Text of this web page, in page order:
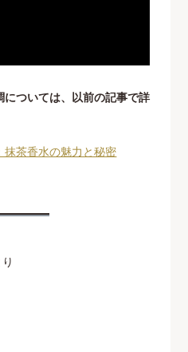
については、以前の記事で詳
抹茶香水の魅力と秘密